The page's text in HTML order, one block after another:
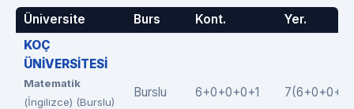
Üniversite Burs Kont.
Yer.
KOÇ
ÜNİVERSİTESİ
Matematik
(İngilizce) (Burslu)
Burslu 6+0+0+0+1